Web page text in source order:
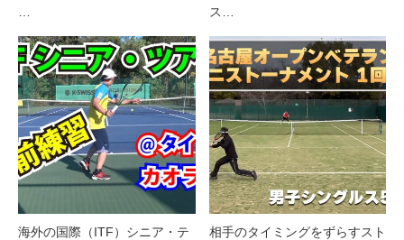
…
ス…
海外の国際（ITF）シニア・テ
相手のタイミングをずらすスト